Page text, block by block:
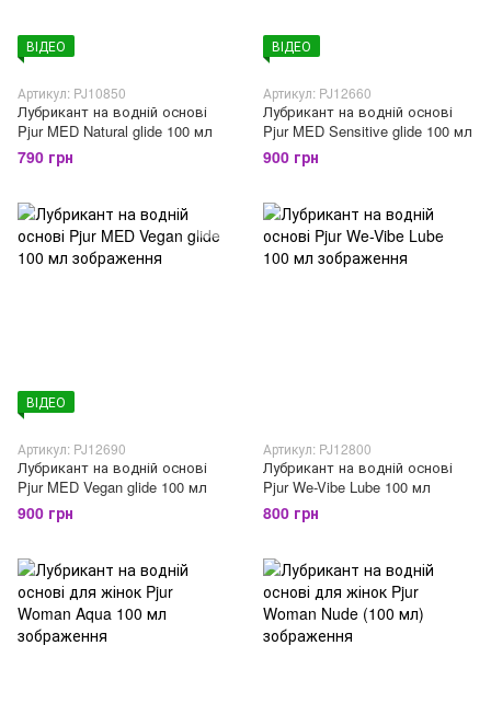
ВІДЕО
Артикул: PJ10850
Лубрикант на водній основі
Pjur MED Natural glide 100 мл
790 грн
ВІДЕО
Артикул: PJ12660
Лубрикант на водній основі
Pjur MED Sensitive glide 100 мл
900 грн
ВІДЕО
Артикул: PJ12690
Лубрикант на водній основі
Pjur MED Vegan glide 100 мл
900 грн
Артикул: PJ12800
Лубрикант на водній основі
Pjur We-Vibe Lube 100 мл
800 грн